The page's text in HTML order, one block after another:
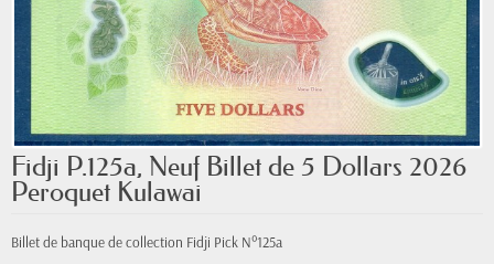
Fidji P.125a, Neuf Billet de 5 Dollars 2026
Peroquet Kulawai
Billet de banque de collection Fidji Pick N°125a